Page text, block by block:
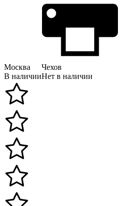
Москва
В наличии
Чехов
Нет в наличии